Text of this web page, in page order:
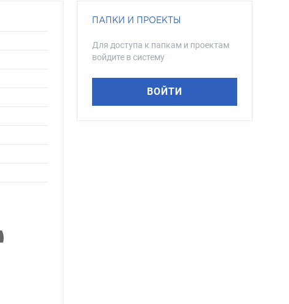
ПАПКИ И ПРОЕКТЫ
Для доступа к папкам и проектам
войдите в систему
ВОЙТИ